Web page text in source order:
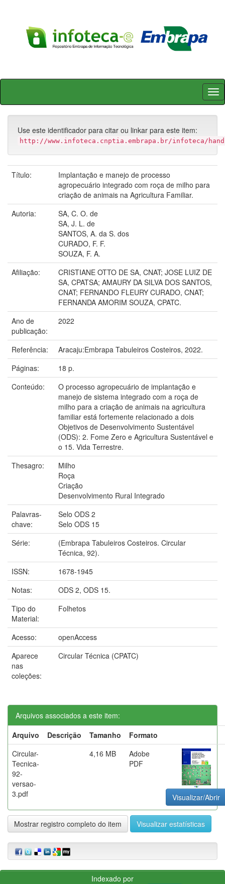
Skip
Use este identificador para citar ou linkar para este item:
http://www.infoteca.cnptia.embrapa.br/infoteca/
Título:
Implantação e manejo de processo
agropecuário integrado com roça de milho para
criação de animais na Agricultura Familiar.
Autoria:
SA, C. O. de
SA, J. L. de
SANTOS, A. da S. dos
CURADO, F. F.
SOUZA, F. A.
Afiliação:
CRISTIANE OTTO DE SA, CNAT; JOSE LUIZ DE
SA, CPATSA; AMAURY DA SILVA DOS SANTOS,
CNAT; FERNANDO FLEURY CURADO, CNAT;
FERNANDA AMORIM SOUZA, CPATC.
Ano de
publicação:
2022
Referência:
Aracaju:Embrapa Tabuleiros Costeiros, 2022.
Páginas:
18 p.
Conteúdo:
O processo agropecuário de implantação e
manejo de sistema integrado com a roça de
milho para a criação de animais na agricultura
familiar está fortemente relacionado a dois
Objetivos de Desenvolvimento Sustentável
(ODS): 2. Fome Zero e Agricultura Sustentável e
o 15. Vida Terrestre.
Thesagro:
Milho
Roça
Criação
Desenvolvimento Rural Integrado
Palavras-
chave:
Selo ODS 2
Selo ODS 15
Série:
(Embrapa Tabuleiros Costeiros. Circular
Técnica, 92).
ISSN:
1678-1945
Notas:
ODS 2, ODS 15.
Tipo do
Material:
Folhetos
Acesso:
openAccess
Aparece
nas
coleções:
Circular Técnica (CPATC)
Arquivos associados a este item:
Arquivo
Descrição Tamanho
Formato
Circular-
Tecnica-
92-
versao-
3.pdf
4,16 MB
Adobe
PDF
Visualizar/Abrir
Mostrar registro completo do item Visualizar estatísticas
Indexado por